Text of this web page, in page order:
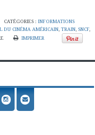
CATÉGORIES :INFORMATIONS
DU CINÉMA AMÉRICAIN,TRAIN, SNCF,
IMPRIMER